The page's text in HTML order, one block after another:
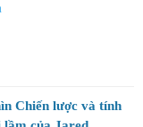
Chiến lược và tính